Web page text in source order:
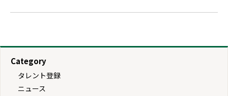
Category
タレント登録
ニュース